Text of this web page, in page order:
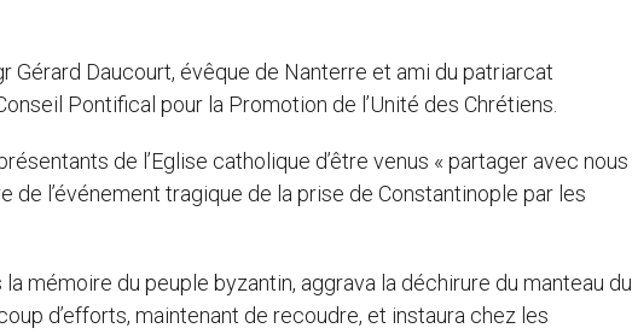
Gérard Daucourt, évêque de Nanterre et ami du patriarcat
Pontifical pour la Promotion de l’Unité des Chrétiens.
de l’Eglise catholique d’être venus « partager avec nous
de l’événement tragique de la prise de Constantinople par les
mémoire du peuple byzantin, aggrava la déchirure du manteau du
d’efforts, maintenant de recoudre, et instaura chez les